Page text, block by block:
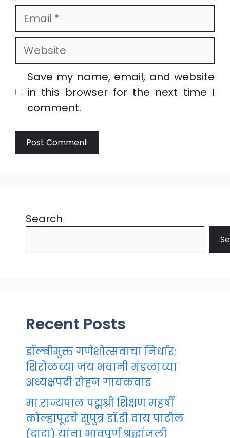
Email
Website
Save my name, email, and website
in this browser for the next time I
comment.
Search
Recent Posts
डॉल्बीमुक्त गणेशोत्सवाचा निर्धार;
शिरोळच्या जय भवानी मंडळाच्या
अध्यक्षपदी रोहन गायकवाड
मा.राज्यपाल पद्मश्री शिक्षण महर्षी
कोल्हापूरचे सुपुत्र डॉ.डी वाय पाटील
(दादा) यांना भावपूर्ण श्रद्धांजली